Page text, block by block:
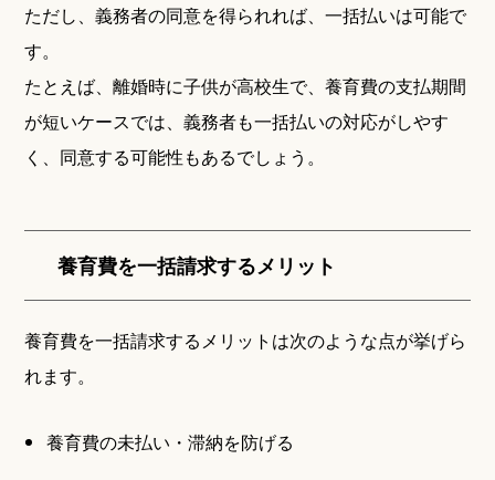
ただし、義務者の同意を得られれば、一括払いは可能で
す。
たとえば、離婚時に子供が高校生で、養育費の支払期間
が短いケースでは、義務者も一括払いの対応がしやす
く、同意する可能性もあるでしょう。
養育費を一括請求するメリット
養育費を一括請求するメリットは次のような点が挙げら
れます。
養育費の未払い・滞納を防げる